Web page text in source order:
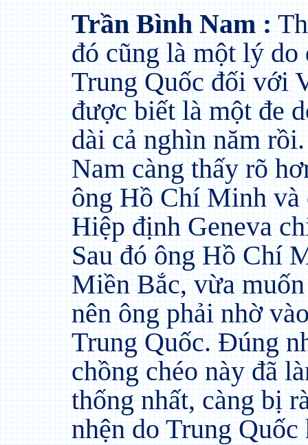
Trần Bình Nam :
đó cũng là một lý do
Trung Quốc đối với
được biết là một đe
dài cả nghìn năm
Nam càng thấy rõ
ông Hồ Chí Minh
Hiệp định Geneva
Sau đó ông Hồ Chí
Miền Bắc, vừa
nên ông phải nhờ
Trung Quốc. Đúng
chồng chéo này đã
thống nhất, càng bị
nhện do Trung Quốc